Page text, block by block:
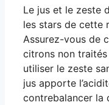
Le jus et le zeste
les stars de cette
Assurez-vous de
citrons non
utiliser le zeste
jus apporte
contrebalancer la